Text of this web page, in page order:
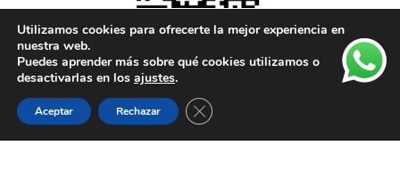
Nuestras Redes:
de deseos
CarritoMi cuenta
Utilizamos cookies para ofrecerte la mejor experiencia en
nuestra web.
Puedes aprender más sobre qué cookies utilizamos o
desactivarlas en los ajustes.
Aceptar Rechazar Cerrar el banner de cookies RGPD